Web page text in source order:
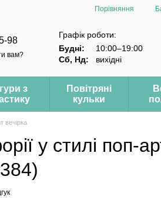
Порівняння
98
вам?
Графік роботи:
Будні:
10:00–19:00
Сб, Нд:
вихідні
з
Повітряні
кульки
вечірка
у стилі поп-